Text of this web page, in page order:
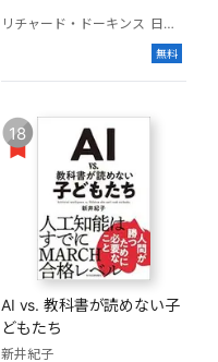
リチャード・ドーキンス 日高敏隆(訳)
無料
久山葉子（訳）
18
AI vs. 教科書が読めない子
どもたち
新井紀子